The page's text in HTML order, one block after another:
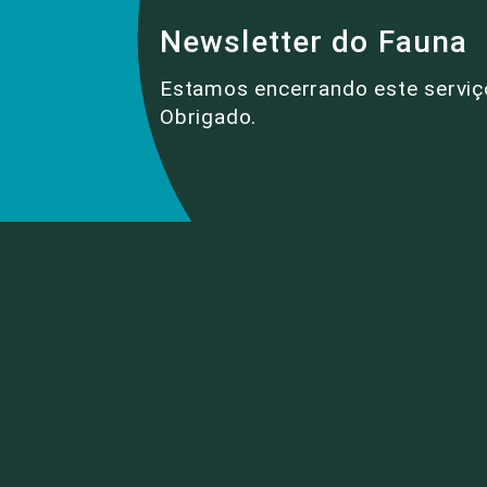
Newsletter do Fauna
Estamos encerrando este
Obrigado.